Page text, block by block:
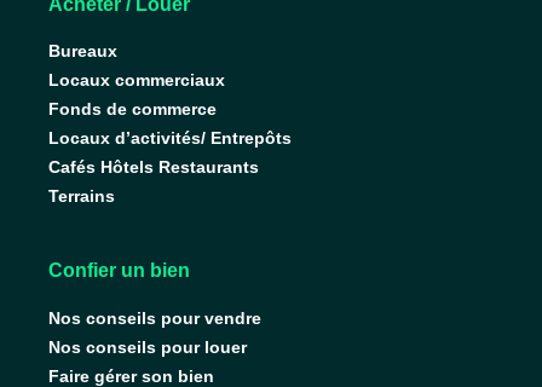
Bureaux
Locaux commerciaux
Fonds de commerce
Locaux d’activités/ Entrepôts
Cafés Hôtels Restaurants
Terrains
Confier un bien
Nos conseils pour vendre
Nos conseils pour louer
Faire gérer son bien